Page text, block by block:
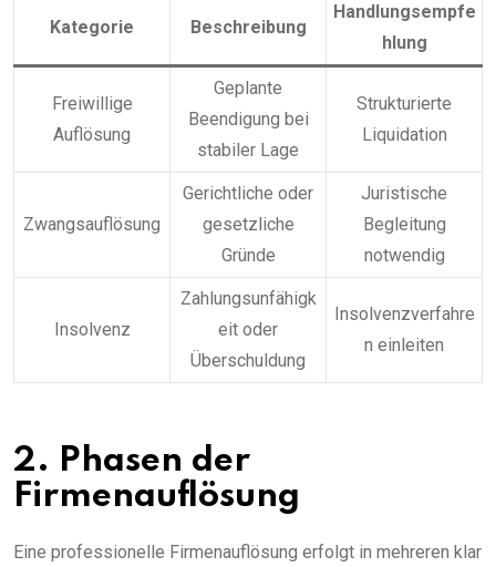
Kategorie Beschreibung
Handlungsempfe
hlung
Freiwillige
Auflösung
Geplante
Beendigung bei
stabiler Lage
Strukturierte
Liquidation
Zwangsauflösung
Gerichtliche oder
gesetzliche
Gründe
Juristische
Begleitung
notwendig
Insolvenz
Zahlungsunfähigk
eit oder
Überschuldung
Insolvenzverfahre
n einleiten
2. Phasen der
Firmenauflösung
Eine professionelle Firmenauflösung erfolgt in mehreren klar